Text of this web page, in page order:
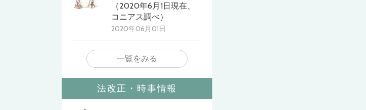
（2020年6月1日現在、
コニアス調べ）
2020年06月01日
一覧をみる
法改正・時事情報